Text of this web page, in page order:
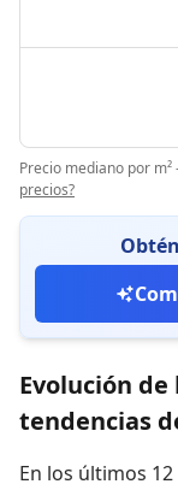
Precio mediano por
precios?
Evolución
tendencias
En los últimos 12